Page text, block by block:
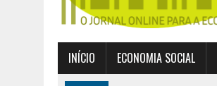
INÍCIO ECONOMIA SOCIAL